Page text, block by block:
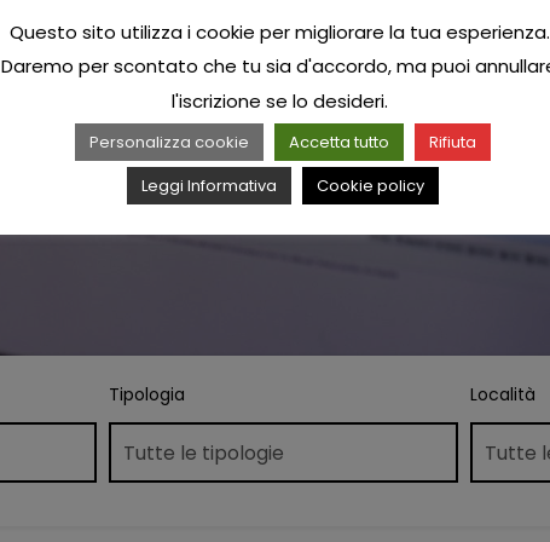
Tipologia Località
Questo sito utilizza i cookie per migliorare la tua esperienza.
Daremo per scontato che tu sia d'accordo, ma puoi
l'iscrizione se lo desideri.
Personalizza cookie Accetta tutto
Rifiuta
Leggi Informativa
Cookie policy